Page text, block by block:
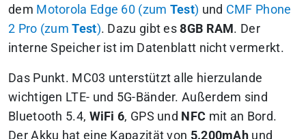
dem Motorola Edge 60 (zum Test) und CMF Phone
2 Pro (zumTest). Dazu gibt es8GB RAM. Der
interne Speicher ist im Datenblatt nicht vermerkt.
Das Punkt. MC03 unterstützt alle hierzulande
wichtigen LTE- und 5G-Bänder. Außerdem sind
Bluetooth 5.4, WiFi 6, GPS und NFC mit an Bord.
Der Akku hat eine Kapazität von 5.200mAh und